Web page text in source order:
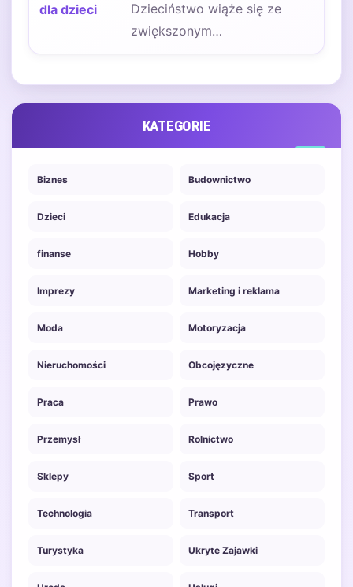
…
Dzieciństwo wiąże się ze
zwiększonym
zapotrzebowaniem na
KATEGORIE
Biznes Budownictwo
Dzieci Edukacja
finanse Hobby
Imprezy Marketing i reklama
Moda Motoryzacja
Nieruchomości Obcojęzyczne
Praca Prawo
Przemysł Rolnictwo
Sklepy Sport
Technologia Transport
Turystyka Ukryte Zajawki